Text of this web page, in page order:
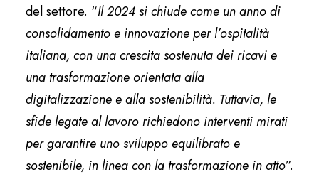
del settore. “Il 2024 si chiude come un anno di
consolidamento e innovazione per l’ospitalità
italiana, con una crescita sostenuta dei ricavi e
una trasformazione orientata alla
digitalizzazione e alla sostenibilità. Tuttavia, le
sfide legate al lavoro richiedono interventi mirati
per garantire uno sviluppo equilibrato e
sostenibile, in linea con la trasformazione in atto”.